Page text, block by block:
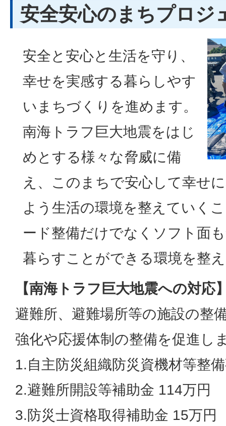
安全安心のまちプロジ
安全と安心と生活を守り、
幸せを実感する暮らしやす
いまちづくりを進めます。
南海トラフ巨大地震をはじ
めとする様々な脅威に備
え、このまちで安心して幸せ
よう生活の環境を整えていく
ード整備だけでなくソフト面
暮らすことができる環境を整
【南海トラフ巨大地震への対応
避難所、避難場所等の施設の整
強化や応援体制の整備を促進し
1.自主防災組織防災資機材等整
2.避難所開設等補助金 114万円
3.防災士資格取得補助金 15万円